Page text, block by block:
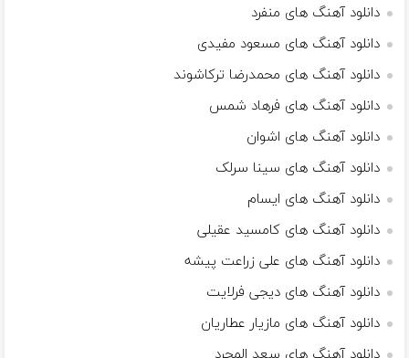
دانلود آهنگ های منفرد
دانلود آهنگ های مسعود مفیدی
دانلود آهنگ های محمدرضا ترکاشوند
دانلود آهنگ های فرهاد شمس
دانلود آهنگ های اشوان
دانلود آهنگ های سینا سرلک
دانلود آهنگ های ایسام
دانلود آهنگ های کامسید عقیلی
دانلود آهنگ های علی زراعت پیشه
دانلود آهنگ های دیجی فرلایت
دانلود آهنگ های مازیار عطاریان